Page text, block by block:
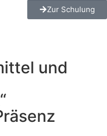
Zur Schulung
und